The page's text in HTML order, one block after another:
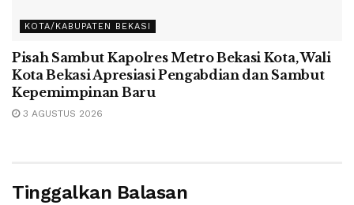
KOTA/KABUPATEN BEKASI
Pisah Sambut Kapolres Metro Bekasi Kota, Wali
Kota Bekasi Apresiasi Pengabdian dan Sambut
Kepemimpinan Baru
3 AGUSTUS 2026
Tinggalkan Balasan